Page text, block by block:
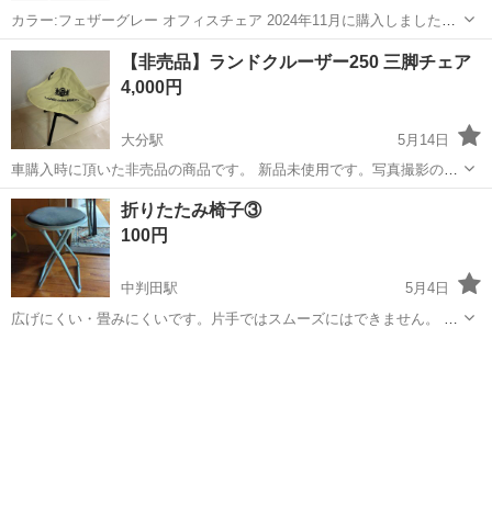
カラー:フェザーグレー オフィスチェア 2024年11月に購入しました。
身体に合わず、数回しか使用しておりません。状態は傷なく綺麗で
す。 状態を確認してからの購入でも大丈夫ですので、気軽に声かけて
ください。 引取先は、私の...
大分 大分市 高城駅 セイルチェア
【非売品】ランドクルーザー250 三脚チェア
4,000円
大分駅
5月14日
車購入時に頂いた非売品の商品です。 新品未使用です。写真撮影の
為、開封しただけです。 手に入らないもので希少価値があります。 早
い者勝ちです。 - ブランド: トヨタ ランドクルーザー250 - タイプ: 折
りたたみ椅子 ...
大分 大分市 大分駅 椅子
折りたたみ椅子③
100円
中判田駅
5月4日
広げにくい・畳みにくいです。片手ではスムーズにはできません。 畳